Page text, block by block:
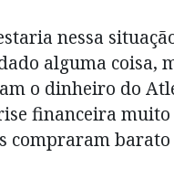
nessa
alguma coisa,
o dinheiro do
financeira
compraram